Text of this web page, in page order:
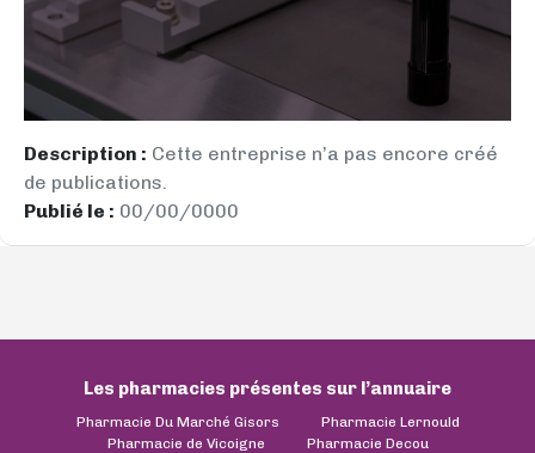
Description : Cette entreprise n’a pas encore créé
de publications.
Publié le : 00/00/0000
Les pharmacies présentes sur l’annuaire
Pharmacie Du Marché Gisors
Pharmacie Lernould
Pharmacie de Vicoigne
Pharmacie Decou